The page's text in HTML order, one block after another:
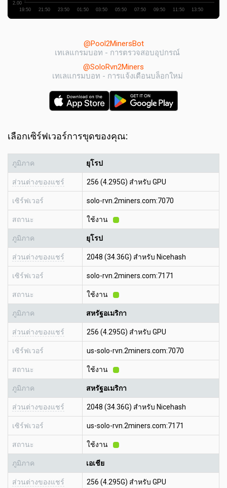
19:50 21:50 23:50 01:50 03:50 05:50 07:50 09:50 11:50 13:50
2.00
@Pool2MinersBot
เทเลแกรมบอท - การตรวจสอบอุปกรณ์
@SoloRvn2Miners
เทเลแกรมบอท - การแจ้งเตือนบล็อกใหม่
เลือกเซิร์ฟเวอร์การขุดของคุณ:
ภูมิภาค ยุโรป
ส่วนต่างของแชร์ 256 (4.295G) สำหรับ GPU
เซิร์ฟเวอร์ solo-rvn.2miners.com:7070
สถานะ ใช้งาน
ภูมิภาค ยุโรป
ส่วนต่างของแชร์ 2048 (34.36G) สำหรับ Nicehash
เซิร์ฟเวอร์ solo-rvn.2miners.com:7171
สถานะ ใช้งาน
ภูมิภาค สหรัฐอเมริกา
ส่วนต่างของแชร์ 256 (4.295G) สำหรับ GPU
เซิร์ฟเวอร์ us-solo-rvn.2miners.com:7070
สถานะ ใช้งาน
ภูมิภาค สหรัฐอเมริกา
ส่วนต่างของแชร์ 2048 (34.36G) สำหรับ Nicehash
เซิร์ฟเวอร์ us-solo-rvn.2miners.com:7171
สถานะ ใช้งาน
ภูมิภาค เอเชีย
ส่วนต่างของแชร์ 256 (4.295G) สำหรับ GPU